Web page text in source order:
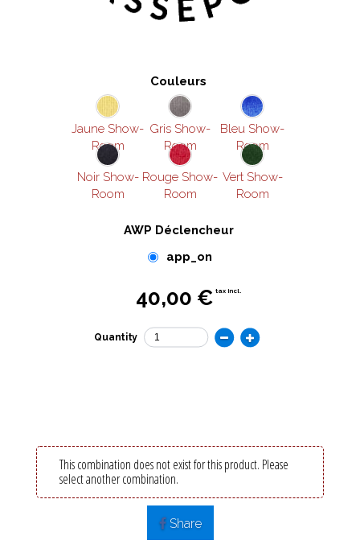
Couleurs
Jaune Show-
Room
Gris Show-
Room
Bleu Show-
Room
Noir Show-
Room
Rouge Show-
Room
Vert Show-
Room
AWP Déclencheur
app_on
40,00 € tax incl.
Quantity
This combination does not exist for this product. Please
select another combination.
Share